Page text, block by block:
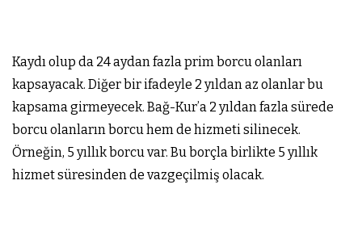
Kaydı olup da 24 aydan fazla prim borcu olanları
kapsayacak. Diğer bir ifadeyle 2 yıldan az olanlar bu
kapsama girmeyecek. Bağ-Kur’a 2 yıldan fazla sürede
borcu olanların borcu hem de hizmeti silinecek.
Örneğin, 5 yıllık borcu var. Bu borçla birlikte 5 yıllık
hizmet süresinden de vazgeçilmiş olacak.